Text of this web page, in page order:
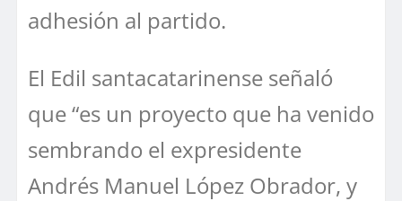
adhesión al partido.
El Edil santacatarinense señaló
que “es un proyecto que ha venido
sembrando el expresidente
Andrés Manuel López Obrador, y